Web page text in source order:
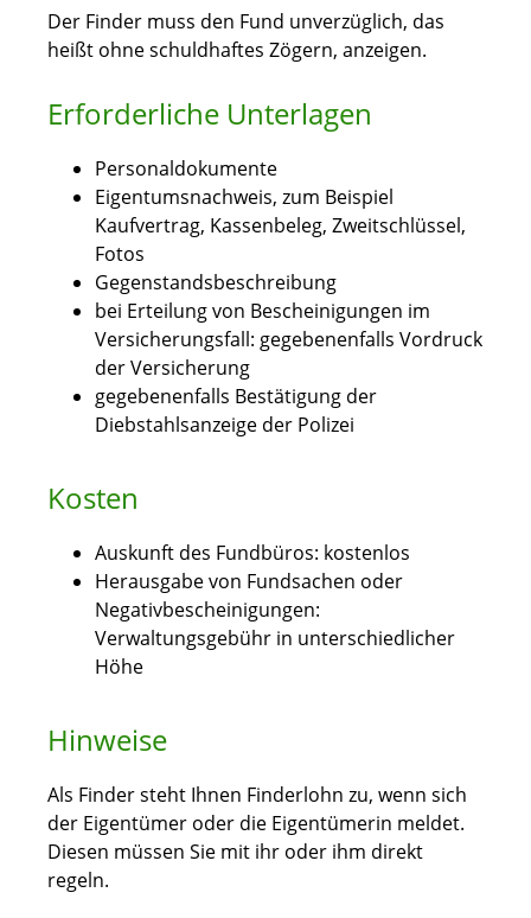
Der Finder muss den Fund unverzüglich, das
heißt ohne schuldhaftes Zögern, anzeigen.
Erforderliche Unterlagen
Personaldokumente
Eigentumsnachweis, zum Beispiel
Kaufvertrag, Kassenbeleg, Zweitschlüssel,
Fotos
Gegenstandsbeschreibung
bei Erteilung von Bescheinigungen im
Versicherungsfall: gegebenenfalls Vordruck
der Versicherung
gegebenenfalls Bestätigung der
Diebstahlsanzeige der Polizei
Kosten
Auskunft des Fundbüros: kostenlos
Herausgabe von Fundsachen oder
Negativbescheinigungen:
Verwaltungsgebühr in unterschiedlicher
Höhe
Hinweise
Als Finder steht Ihnen Finderlohn zu, wenn sich
der Eigentümer oder die Eigentümerin meldet.
Diesen müssen Sie mit ihr oder ihm direkt
regeln.